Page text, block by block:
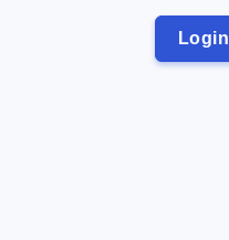
Login